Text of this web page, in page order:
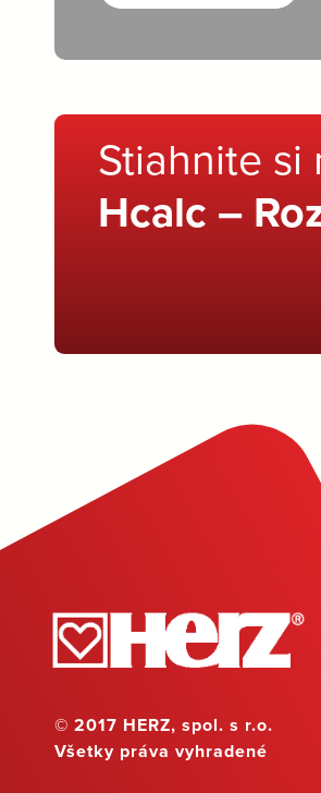
Stiahnite si
Hcalc –
© 2017 HERZ, spol. s r.o.
Všetky práva vyhradené